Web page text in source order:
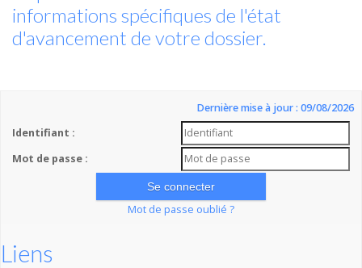
informations spécifiques de l'état
d'avancement de votre dossier.
Dernière mise à jour : 09/08/2026
Identifiant :
Mot de passe :
Mot de passe oublié ?
Liens